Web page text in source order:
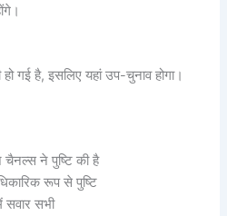
गई है, इसलिए यहां उप-चुनाव होगा।
ने पुष्टि की है
रूप से पुष्टि
सवार सभी